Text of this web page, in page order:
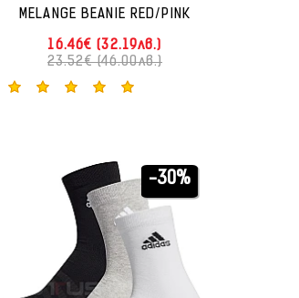
MELANGE BEANIE RED/PINK
16.46€ (32.19лв.)
23.52€ (46.00лв.)
-30%